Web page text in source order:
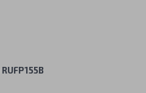
RUFP155B